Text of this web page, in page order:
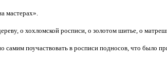
мастерах».
о хохломской росписи, о золотом шитье, о
поучаствовать в росписи подносов, что было